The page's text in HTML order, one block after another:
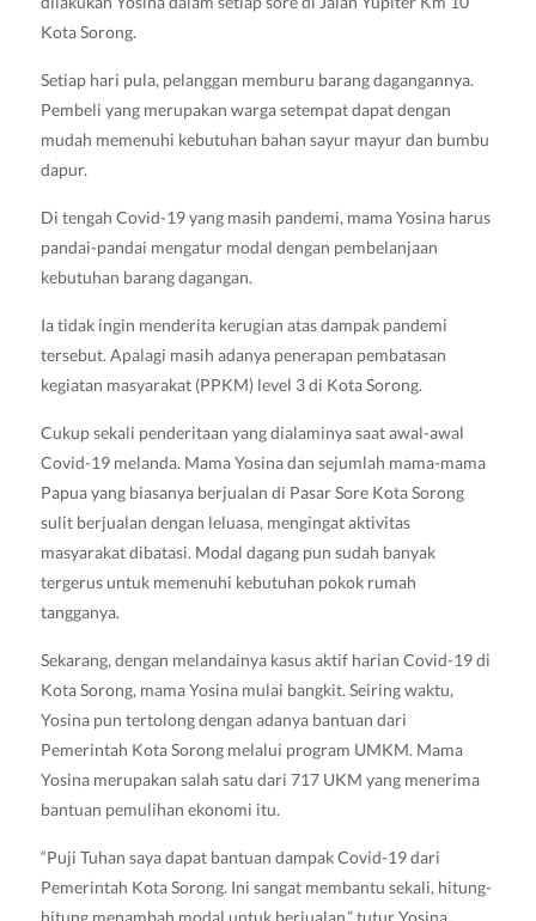
Kota Sorong.
Setiap hari pula, pelanggan memburu barang dagangannya.
Pembeli yang merupakan warga setempat dapat dengan
mudah memenuhi kebutuhan bahan sayur mayur dan bumbu
dapur.
Di tengah Covid-19 yang masih pandemi, mama Yosina harus
pandai-pandai mengatur modal dengan pembelanjaan
kebutuhan barang dagangan.
Ia tidak ingin menderita kerugian atas dampak pandemi
tersebut. Apalagi masih adanya penerapan pembatasan
kegiatan masyarakat (PPKM) level 3 di Kota Sorong.
Cukup sekali penderitaan yang dialaminya saat awal-awal
Covid-19 melanda. Mama Yosina dan sejumlah mama-mama
Papua yang biasanya berjualan di Pasar Sore Kota Sorong
sulit berjualan dengan leluasa, mengingat aktivitas
masyarakat dibatasi. Modal dagang pun sudah banyak
tergerus untuk memenuhi kebutuhan pokok rumah
tangganya.
Sekarang, dengan melandainya kasus aktif harian Covid-19 di
Kota Sorong, mama Yosina mulai bangkit. Seiring waktu,
Yosina pun tertolong dengan adanya bantuan dari
Pemerintah Kota Sorong melalui program UMKM. Mama
Yosina merupakan salah satu dari 717 UKM yang menerima
bantuan pemulihan ekonomi itu.
“Puji Tuhan saya dapat bantuan dampak Covid-19 dari
Pemerintah Kota Sorong. Ini sangat membantu sekali, hitung-
hitung menambah modal untuk berjualan,” tutur Yosina.